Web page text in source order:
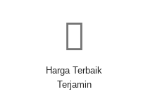
Harga Terbaik
Terjamin